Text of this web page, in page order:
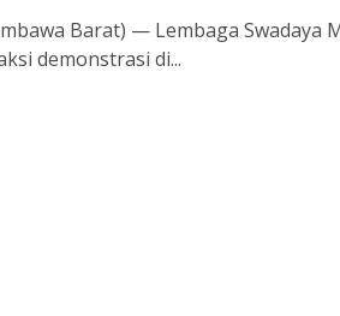
Barat) — Lembaga Swadaya
demonstrasi di...